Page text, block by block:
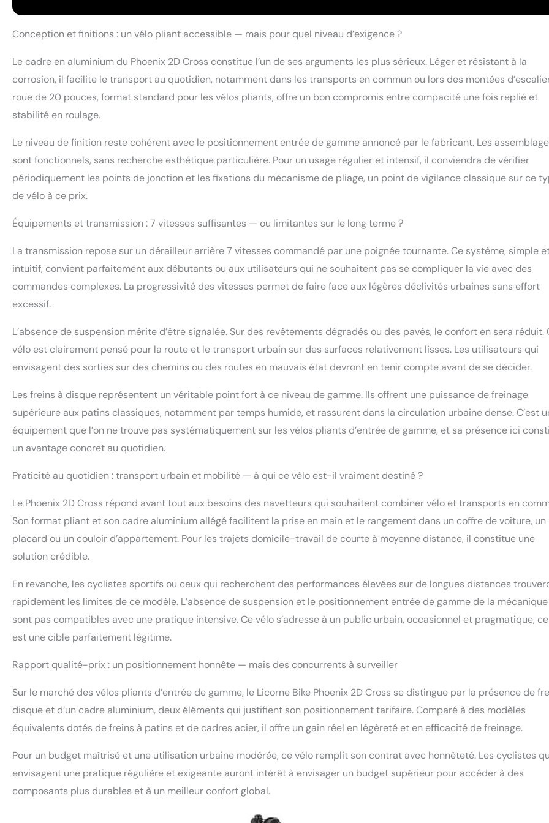
Conception et finitions : un vélo pliant accessible — mais pour quel niveau d’exigence ?
Le cadre en aluminium du Phoenix 2D Cross constitue l’un de ses arguments les plus sérieux. Léger et résistant à la
corrosion, il facilite le transport au quotidien, notamment dans les transports en commun ou lors des montées
roue de 20 pouces, format standard pour les vélos pliants, offre un bon compromis entre compacité une fois replié et
stabilité en roulage.
Le niveau de finition reste cohérent avec le positionnement entrée de gamme annoncé par le fabricant. Les
sont fonctionnels, sans recherche esthétique particulière. Pour un usage régulier et intensif, il conviendra de vérifier
périodiquement les points de jonction et les fixations du mécanisme de pliage, un point de vigilance classique sur ce
de vélo à ce prix.
Équipements et transmission : 7 vitesses suffisantes — ou limitantes sur le long terme ?
La transmission repose sur un dérailleur arrière 7 vitesses commandé par une poignée tournante. Ce système, simple
intuitif, convient parfaitement aux débutants ou aux utilisateurs qui ne souhaitent pas se compliquer la vie avec des
commandes complexes. La progressivité des vitesses permet de faire face aux légères déclivités urbaines sans effort
excessif.
L’absence de suspension mérite d’être signalée. Sur des revêtements dégradés ou des pavés, le confort en sera réduit.
vélo est clairement pensé pour la route et le transport urbain sur des surfaces relativement lisses. Les utilisateurs qui
envisagent des sorties sur des chemins ou des routes en mauvais état devront en tenir compte avant de se décider.
Les freins à disque représentent un véritable point fort à ce niveau de gamme. Ils offrent une puissance de freinage
supérieure aux patins classiques, notamment par temps humide, et rassurent dans la circulation urbaine dense. C’est
équipement que l’on ne trouve pas systématiquement sur les vélos pliants d’entrée de gamme, et sa présence ici
un avantage concret au quotidien.
Praticité au quotidien : transport urbain et mobilité — à qui ce vélo est-il vraiment destiné ?
Le Phoenix 2D Cross répond avant tout aux besoins des navetteurs qui souhaitent combiner vélo et transports en
Son format pliant et son cadre aluminium allégé facilitent la prise en main et le rangement dans un coffre de voiture, un
placard ou un couloir d’appartement. Pour les trajets domicile-travail de courte à moyenne distance, il constitue une
solution crédible.
En revanche, les cyclistes sportifs ou ceux qui recherchent des performances élevées sur de longues distances
rapidement les limites de ce modèle. L’absence de suspension et le positionnement entrée de gamme de la
sont pas compatibles avec une pratique intensive. Ce vélo s’adresse à un public urbain, occasionnel et pragmatique,
est une cible parfaitement légitime.
Rapport qualité-prix : un positionnement honnête — mais des concurrents à surveiller
Sur le marché des vélos pliants d’entrée de gamme, le Licorne Bike Phoenix 2D Cross se distingue par la présence de
disque et d’un cadre aluminium, deux éléments qui justifient son positionnement tarifaire. Comparé à des modèles
équivalents dotés de freins à patins et de cadres acier, il offre un gain réel en légèreté et en efficacité de freinage.
Pour un budget maîtrisé et une utilisation urbaine modérée, ce vélo remplit son contrat avec honnêteté. Les cyclistes
envisagent une pratique régulière et exigeante auront intérêt à envisager un budget supérieur pour accéder à des
composants plus durables et à un meilleur confort global.